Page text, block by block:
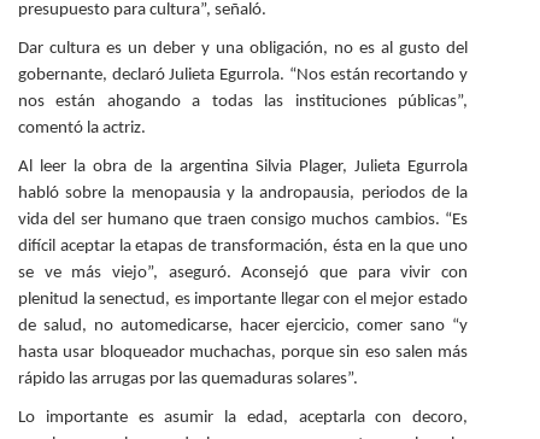
presupuesto para cultura”, señaló.
Dar cultura es un deber y una obligación, no es al gusto del
gobernante, declaró Julieta Egurrola. “Nos están recortando y
nos están ahogando a todas las instituciones públicas”,
comentó la actriz.
Al leer la obra de la argentina Silvia Plager, Julieta Egurrola
habló sobre la menopausia y la andropausia, periodos de la
vida del ser humano que traen consigo muchos cambios. “Es
difícil aceptar la etapas de transformación, ésta en la que uno
se ve más viejo”, aseguró. Aconsejó que para vivir con
plenitud la senectud, es importante llegar con el mejor estado
de salud, no automedicarse, hacer ejercicio, comer sano “y
hasta usar bloqueador muchachas, porque sin eso salen más
rápido las arrugas por las quemaduras solares”.
Lo importante es asumir la edad, aceptarla con decoro,